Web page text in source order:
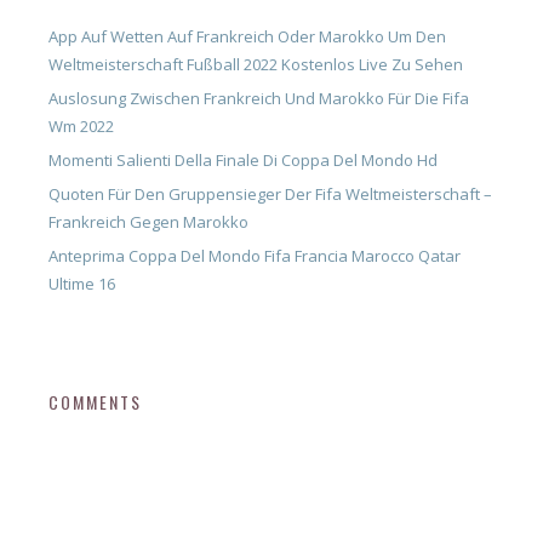
App Auf Wetten Auf Frankreich Oder Marokko Um Den
Weltmeisterschaft Fußball 2022 Kostenlos Live Zu Sehen
Auslosung Zwischen Frankreich Und Marokko Für Die Fifa
Wm 2022
Momenti Salienti Della Finale Di Coppa Del Mondo Hd
Quoten Für Den Gruppensieger Der Fifa Weltmeisterschaft –
Frankreich Gegen Marokko
Anteprima Coppa Del Mondo Fifa Francia Marocco Qatar
Ultime 16
COMMENTS